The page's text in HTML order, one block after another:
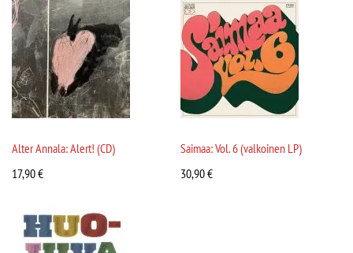
Alter Annala: Alert! (CD)
17,90€
Saimaa: Vol. 6 (valkoinen LP)
30,90€